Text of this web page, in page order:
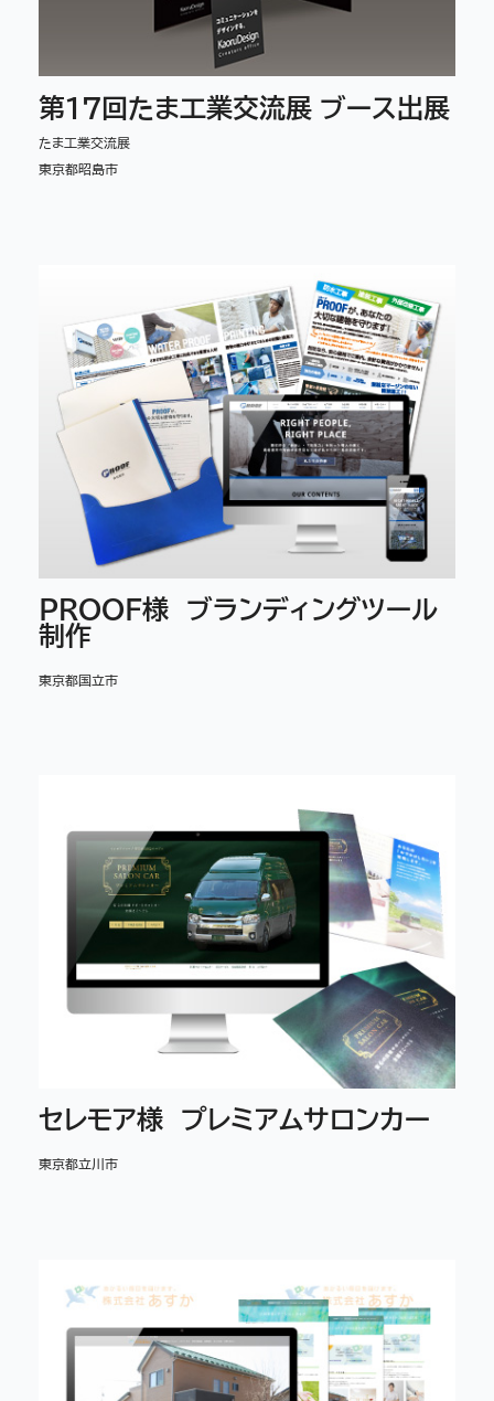
第17回たま工業交流展 ブース出展
たま工業交流展
東京都昭島市
PROOF様 ブランディングツール
制作
東京都国立市
セレモア様 プレミアムサロンカー
東京都立川市